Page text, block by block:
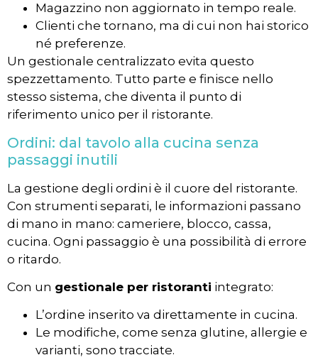
Magazzino non aggiornato in tempo reale.
Clienti che tornano, ma di cui non hai storico
né preferenze.
Un gestionale centralizzato evita questo
spezzettamento. Tutto parte e finisce nello
stesso sistema, che diventa il punto di
riferimento unico per il ristorante.
Ordini: dal tavolo alla cucina senza
passaggi inutili
La gestione degli ordini è il cuore del ristorante.
Con strumenti separati, le informazioni passano
di mano in mano: cameriere, blocco, cassa,
cucina. Ogni passaggio è una possibilità di errore
o ritardo.
Con un gestionale per ristoranti integrato:
L’ordine inserito va direttamente in cucina.
Le modifiche, come senza glutine, allergie e
varianti, sono tracciate.